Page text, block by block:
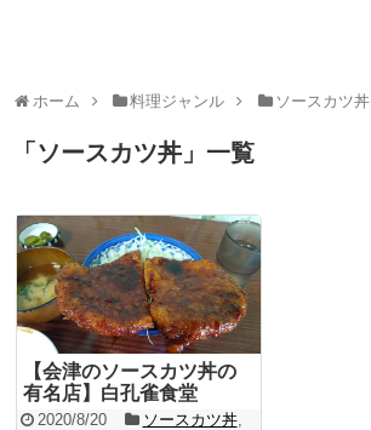
ホーム 料理ジャンル ソースカツ丼
「 ソースカツ丼 」 一覧
【会津のソースカツ丼の
有名店】白孔雀食堂
2020/8/20 ソースカツ丼,